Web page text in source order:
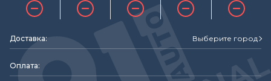
Доставка: Выберите город
Оплата: